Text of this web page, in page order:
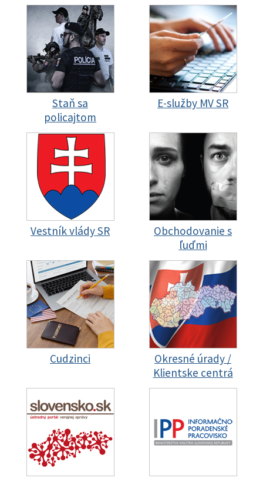
Staň sa
policajtom
E-služby MV SR
Vestník vlády SR
Obchodovanie s
ľuďmi
Cudzinci
Okresné úrady /
Klientske centrá